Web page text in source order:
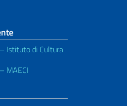
Istituto di Cultura
MAECI